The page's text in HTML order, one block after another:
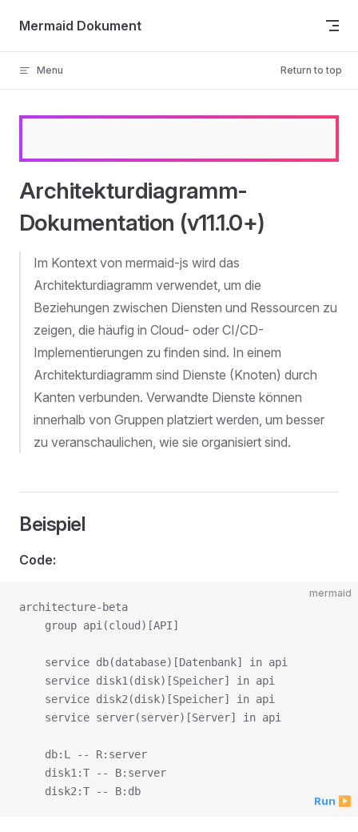
Skip to content
Mermaid Dokument
Menu Return to top
Architekturdiagramm-
Dokumentation (v11.1.0+)
Im Kontext von mermaid-js wird das
Architekturdiagramm verwendet, um die
Beziehungen zwischen Diensten und Ressourcen zu
zeigen, die häufig in Cloud- oder CI/CD-
Implementierungen zu finden sind. In einem
Architekturdiagramm sind Dienste (Knoten) durch
Kanten verbunden. Verwandte Dienste können
innerhalb von Gruppen platziert werden, um besser
zu veranschaulichen, wie sie organisiert sind.
Beispiel
Code:
mermaid
architecture-beta
    group api(cloud)[API]
    service db(database)[Datenbank] in api
    service disk1(disk)[Speicher] in api
    service disk2(disk)[Speicher] in api
    service server(server)[Server] in api
    db:L -- R:server
    disk1:T -- B:server
Run ▶